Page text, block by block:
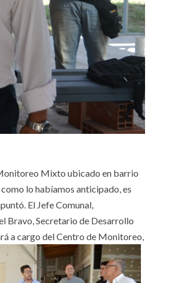
Mixto ubicado en barrio
lo habíamos anticipado, es
El Jefe Comunal,
Bravo, Secretario de Desarrollo
a cargo del Centro de Monitoreo,